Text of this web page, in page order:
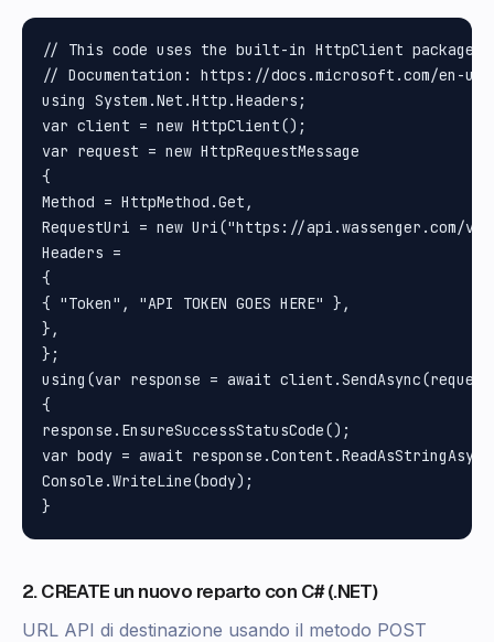
// This code uses the built-in HttpClient package in
// Documentation: https://docs.microsoft.com/en-
using System.Net.Http.Headers;
var client = new HttpClient();
var request = new HttpRequestMessage
{
Method = HttpMethod.Get,
RequestUri = new Uri("https://api.wassenger.com/v1/
Headers =
{
{ "Token", "API TOKEN GOES HERE" },
},
};
using(var response = await
{
response.EnsureSuccessStatusCode();
var body = await
Console.WriteLine(body);
2. CREATE un nuovo reparto con C# (.NET)
URL API di destinazione usando il metodo POST